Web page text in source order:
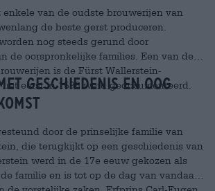
van de oudste brouwerijen van
de beste gerst produceren.
nog steeds gerund door
de oorspronkelijke families. Een van deze
is de Fürst Wallerstein-
eerst in 1598 werd gedocumenteerd.
geschiedenis en oog
door de prinselijke familie van
die terugkijkt op een geschiedenis van
werd in de 17e eeuw gekozen als
familie en is tot op de dag van vandaag